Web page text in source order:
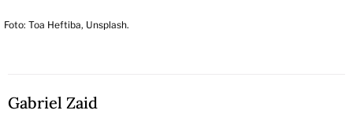
Foto: Toa Heftiba, Unsplash.
Gabriel Zaid